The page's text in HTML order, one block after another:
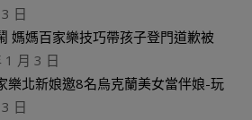
日
媽媽百家樂技巧帶孩子登門道歉被
1 月 3 日
樂北新娘邀8名烏克蘭美女當伴娘-玩
日